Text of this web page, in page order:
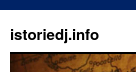
istoriedj.info